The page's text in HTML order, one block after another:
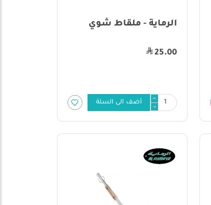
الرماية - ملقاط شوي
25.00
أضف الى السلة